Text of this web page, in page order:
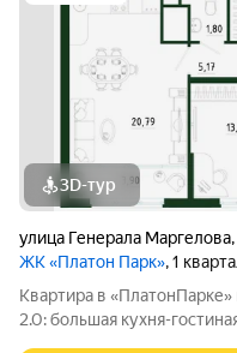
3D-тур
улица Генерала Маргелова,
ЖК «Платон Парк», 1
Квартира в «ПлатонПарке» пусти корни! Планировка СМАРТ
2.0: большая кухня-